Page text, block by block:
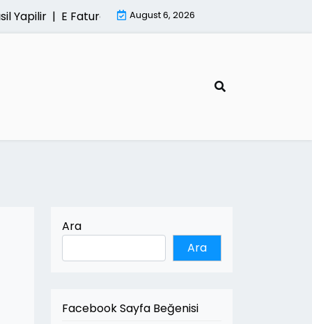
|E Fatura Sisteminde Kesintisiz Hizmetin Onemi |
August 6, 2026
Ara
Ara
Facebook Sayfa Beğenisi